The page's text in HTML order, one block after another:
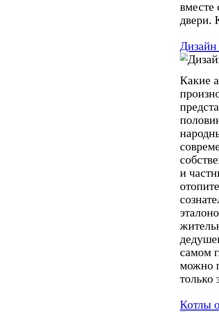
вместе
двери.
Дизайн
Какие
и
самом
можно
только
Котлы